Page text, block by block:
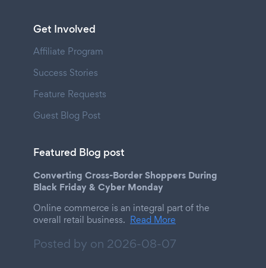
Get Involved
Affiliate Program
Success Stories
Feature Requests
Guest Blog Post
Featured Blog post
Converting Cross-Border Shoppers During
Black Friday & Cyber Monday
Online commerce is an integral part of the
overall retail business. Read More
Posted by on 2026-08-07